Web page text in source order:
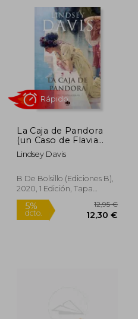
La Caja de Pandora
(un Caso de Flavia
Albia, Investigadora
Romana 6)
Lindsey Davis
B De Bolsillo (Ediciones B),
2020, 1 Edición, Tapa
Blanda, Nuevo